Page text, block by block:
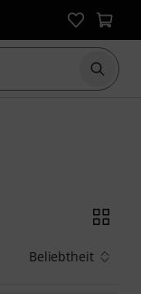
Suche
Beliebtheit